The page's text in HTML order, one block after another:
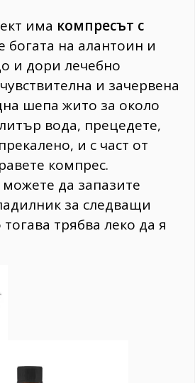
има компресът с
богата на алантоин и
и дори лечебно
и зачервена
шепа жито за около
вода, прецедете,
и с част от
компрес.
можете да запазите
за следващи
трябва леко да я